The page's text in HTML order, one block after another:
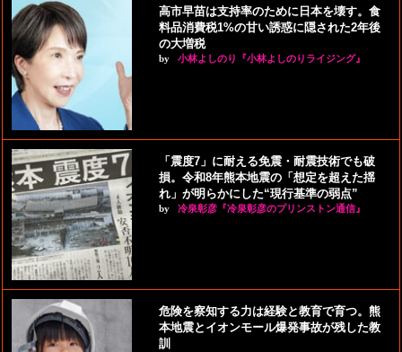
高市早苗は支持率のために日本を壊す。食
料品消費税1%の甘い誘惑に隠された2年後
の大増税
by 小林よしのり『小林よしのりライジング』
「震度7」に耐える免震・耐震技術でも破
損。令和8年熊本地震の「想定を超えた揺
れ」が明らかにした“現行基準の弱点”
by 冷泉彰彦『冷泉彰彦のプリンストン通信』
危険を察知する力は経験と教育で育つ。熊
本地震とイオンモール爆発事故が残した教
訓